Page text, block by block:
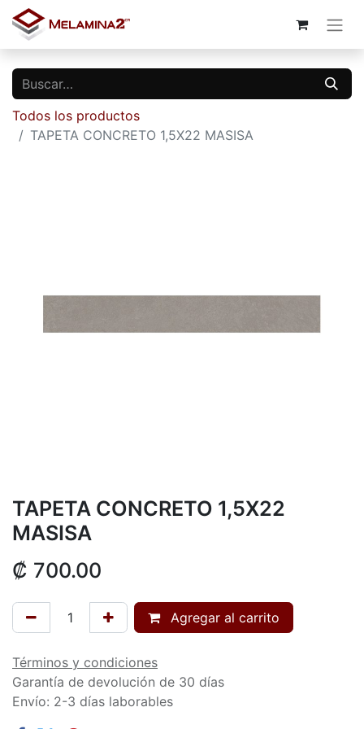
Todos los productos
TAPETA CONCRETO 1,5X22 MASISA
TAPETA CONCRETO 1,5X22
MASISA
₡ 700.00
Agregar al carrito
Términos y condiciones
Garantía de devolución de 30 días
Envío: 2-3 días laborables